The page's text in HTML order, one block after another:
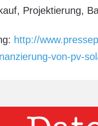
Projektierung,
http://
von-pv-